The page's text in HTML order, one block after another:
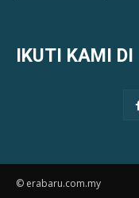
IKUTI KAMI DI
© erabaru.com.my